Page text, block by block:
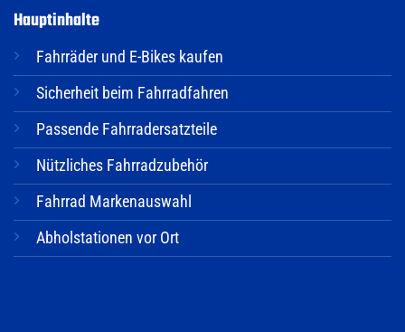
Hauptinhalte
Fahrräder und E-Bikes kaufen
Sicherheit beim Fahrradfahren
Passende Fahrradersatzteile
Nützliches Fahrradzubehör
Fahrrad Markenauswahl
Abholstationen vor Ort